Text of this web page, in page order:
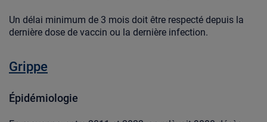
Un délai minimum de 3 mois doit être respecté depuis la
dernière dose de vaccin ou la dernière infection.
Grippe
Épidémiologie